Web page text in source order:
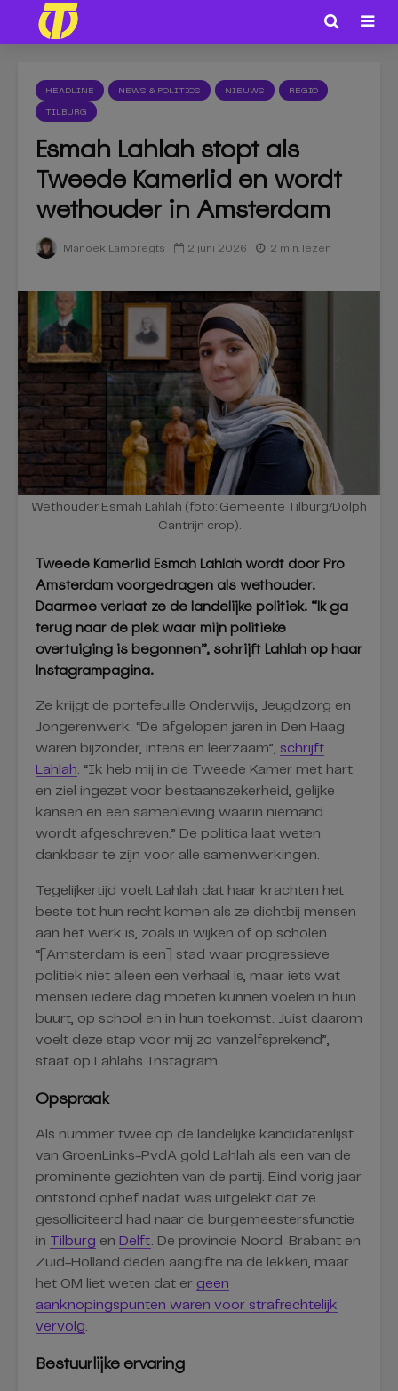
HEADLINE NEWS & POLITICS NIEUWS REGIO
TILBURG
Esmah Lahlah stopt als
Tweede Kamerlid en wordt
wethouder in Amsterdam
Manoek Lambregts 2 juni 2026 2 min. lezen
Wethouder Esmah Lahlah (foto: Gemeente Tilburg/Dolph
Cantrijn crop).
Tweede Kamerlid Esmah Lahlah wordt door Pro
Amsterdam voorgedragen als wethouder.
Daarmee verlaat ze de landelijke politiek. “Ik ga
terug naar de plek waar mijn politieke
overtuiging is begonnen”, schrijft Lahlah op haar
Instagrampagina.
Ze krijgt de portefeuille Onderwijs, Jeugdzorg en
Jongerenwerk. “De afgelopen jaren in Den Haag
waren bijzonder, intens en leerzaam”, schrijft
Lahlah . “Ik heb mij in de Tweede Kamer met hart
en ziel ingezet voor bestaanszekerheid, gelijke
kansen en een samenleving waarin niemand
wordt afgeschreven.” De politica laat weten
dankbaar te zijn voor alle samenwerkingen.
Tegelijkertijd voelt Lahlah dat haar krachten het
beste tot hun recht komen als ze dichtbij mensen
aan het werk is, zoals in wijken of op scholen.
“[Amsterdam is een] stad waar progressieve
politiek niet alleen een verhaal is, maar iets wat
mensen iedere dag moeten kunnen voelen in hun
buurt, op school en in hun toekomst. Juist daarom
voelt deze stap voor mij zo vanzelfsprekend”,
staat op Lahlahs Instagram.
Opspraak
Als nummer twee op de landelijke kandidatenlijst
van GroenLinks-PvdA gold Lahlah als een van de
prominente gezichten van de partij. Eind vorig jaar
ontstond ophef nadat was uitgelekt dat ze
gesolliciteerd had naar de burgemeestersfunctie
in Tilburg en Delft . De provincie Noord-Brabant en
Zuid-Holland deden aangifte na de lekken, maar
het OM liet weten dat er geen
aanknopingspunten waren voor strafrechtelijk
vervolg
Bestuurlijke ervaring